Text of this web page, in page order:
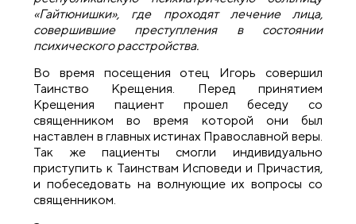
«Гайтюнишки», где проходят лечение лица,
совершившие преступления в состоянии
психического расстройства.
Во время посещения отец Игорь совершил
Таинство Крещения. Перед принятием
Крещения пациент прошел беседу со
священником во время которой они был
наставлен в главных истинах Православной веры.
Так же пациенты смогли индивидуально
приступить к Таинствам Исповеди и Причастия,
и побеседовать на волнующие их вопросы со
священником.